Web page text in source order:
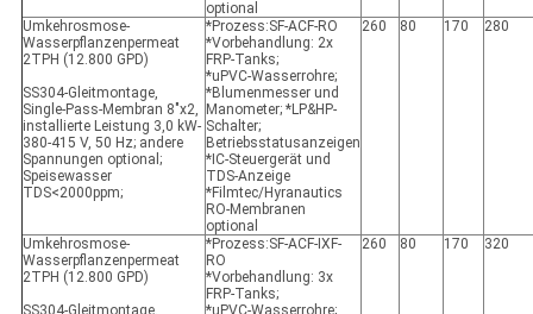
optional
Umkehrosmose-
Wasserpflanzenpermeat
2TPH (12.800 GPD)
SS304-Gleitmontage,
Single-Pass-Membran 8"x2,
installierte Leistung 3,0 kW-
380-415 V, 50 Hz; andere
Spannungen optional;
Speisewasser
TDS<2000ppm;
*Prozess:SF-ACF-RO
*Vorbehandlung: 2x
FRP-Tanks;
*uPVC-Wasserrohre;
*Blumenmesser und
Manometer; *LP&HP-
Schalter;
Betriebsstatusanzeigen
*IC-Steuergerät und
TDS-Anzeige
*Filmtec/Hyranautics
RO-Membranen
optional
260 80 170 280
Umkehrosmose-
Wasserpflanzenpermeat
2TPH (12.800 GPD)
*Prozess:SF-ACF-IXF-
RO
*Vorbehandlung: 3x
FRP-Tanks;
260 80 170 320